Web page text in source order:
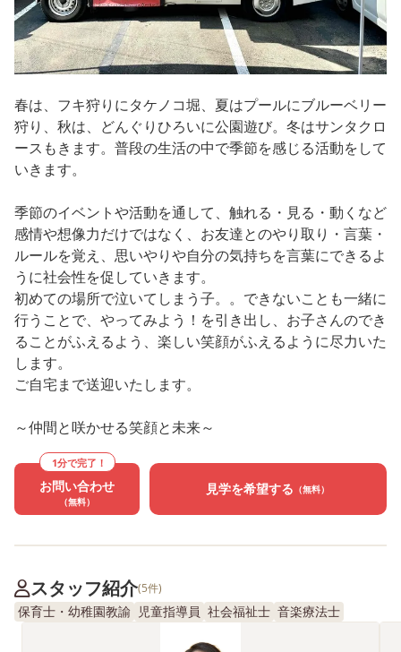
春は、フキ狩りにタケノコ堀、夏はプールにブルーベリー
狩り、秋は、どんぐりひろいに公園遊び。冬はサンタクロ
ースもきます。普段の生活の中で季節を感じる活動をして
いきます。
季節のイベントや活動を通して、触れる・見る・動くなど
感情や想像力だけではなく、お友達とのやり取り・言葉・
ルールを覚え、思いやりや自分の気持ちを言葉にできるよ
うに社会性を促していきます。
初めての場所で泣いてしまう子。。できないことも一緒に
行うことで、やってみよう！を引き出し、お子さんのでき
ることがふえるよう、楽しい笑顔がふえるように尽力いた
します。
ご自宅まで送迎いたします。
～仲間と咲かせる笑顔と未来～
1分で完了！
お問い合わせ
（無料）
見学を希望する （無料）
スタッフ紹介(5件)
保育士・幼稚園教諭 児童指導員 社会福祉士 音楽療法士